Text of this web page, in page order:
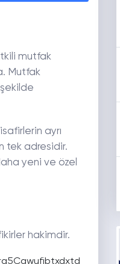
mutfak
Mutfak
ayrı
tek adresidir.
yeni ve özel
fikirler hakimdir.